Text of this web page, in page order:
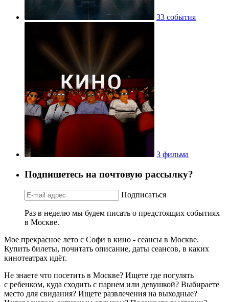
33 события
3 фильма
Подпишетесь на почтовую рассылку?
Подписаться
Раз в неделю мы будем писать о предстоящих событиях
в Москве.
Мое прекрасное лето с Софи в кино - сеансы в Москве.
Купить билеты, почитать описание, даты сеансов, в каких
кинотеатрах идёт.
Не знаете что посетить в Москве? Ищете где погулять
с ребенком, куда сходить с парнем или девушкой? Выбираете
место для свидания? Ищете развлечения на выходные?